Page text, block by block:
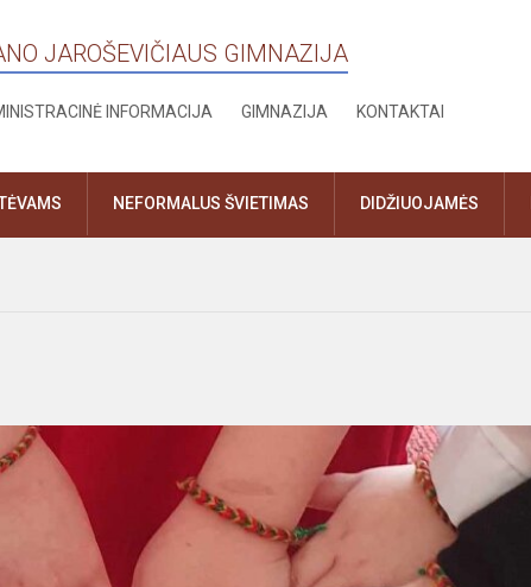
JAROŠEVIČIAUS GIMNAZIJA
INFORMACIJA GIMNAZIJA KONTAKTAI
NEFORMALUS ŠVIETIMAS DIDŽIUOJAMĖS